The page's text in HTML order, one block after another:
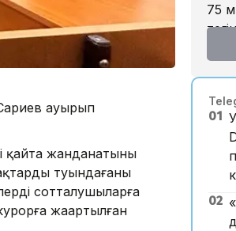
ауырып
қайта жанданатыны
туындағаны
сотталушыларға
жаңартылған
75
01
02